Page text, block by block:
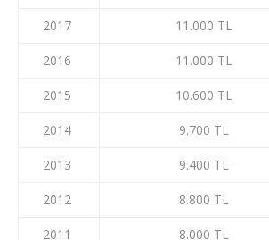
2017 11.000 TL
2016 11.000 TL
2015 10.600 TL
2014 9.700 TL
2013 9.400 TL
2012 8.800 TL
2011 8.000 TL